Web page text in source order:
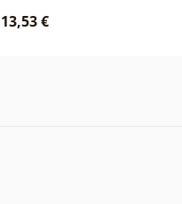
13,53 €